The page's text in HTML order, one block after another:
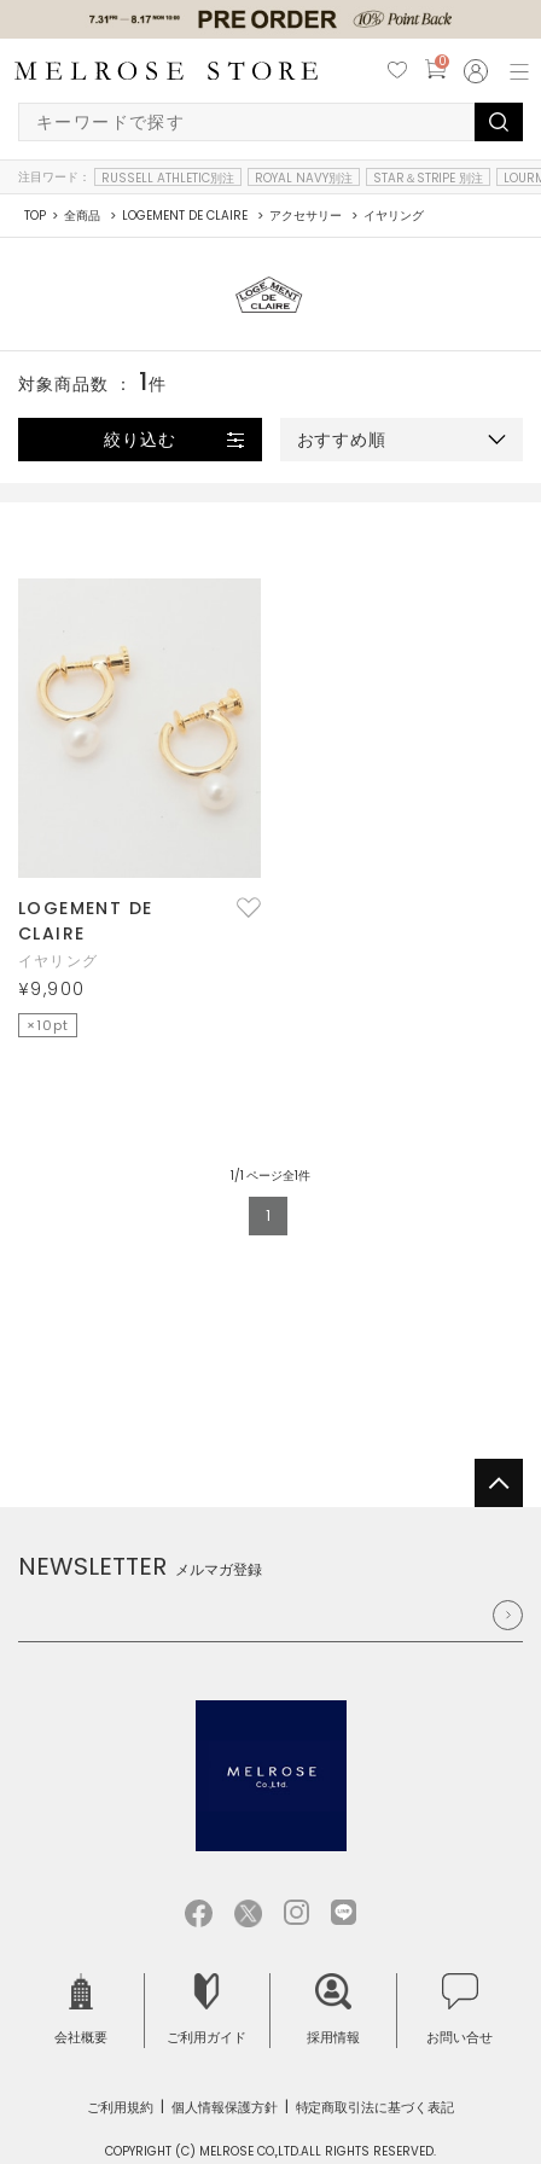
0
注目ワード： RUSSELL ATHLETIC別注 ROYAL NAVY別注 STAR＆STRIPE 別注
TOP 全商品 LOGEMENT DE CLAIRE アクセサリー イヤリング
絞り込む おすすめ順
対象商品数 ： 1件
LOGEMENT DE
CLAIRE
イヤリング
¥9,900
×10pt
1/1 ページ全1件
1
NEWSLETTER メルマガ登録
会社概要 ご利用ガイド 採用情報 お問い合せ
ご利用規約 個人情報保護方針 特定商取引法に基づく表記
COPYRIGHT (C) MELROSE CO.,LTD.ALL RIGHTS RESERVED.